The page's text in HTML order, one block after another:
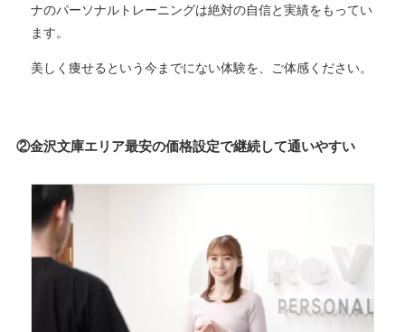
ナのパーソナルトレーニングは絶対の自信と実績をもってい
ます。
美しく痩せるという今までにない体験を、ご体感ください。
②金沢文庫エリア最安の価格設定で継続して通いやすい